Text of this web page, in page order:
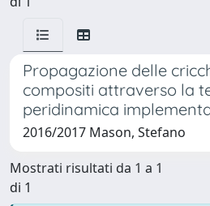
Propagazione delle
compositi attraverso la
peridinamica
2016/2017 Mason, Stefano
Mostrati risultati da 1 a 1
di 1